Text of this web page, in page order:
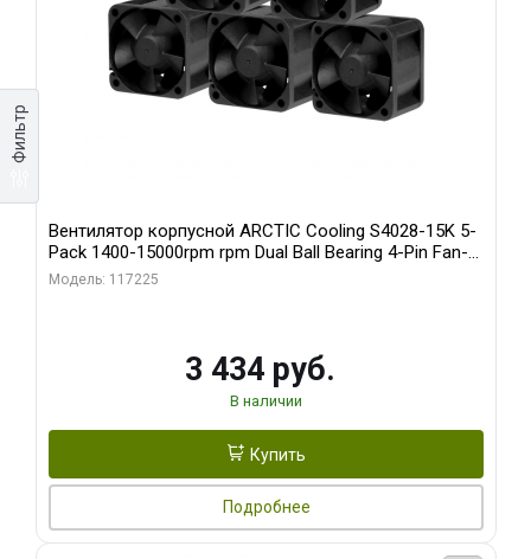
Фильтр
Вентилятор корпусной ARCTIC Cooling S4028-15K 5-
Pack 1400-15000rpm rpm Dual Ball Bearing 4-Pin Fan-
Connector (ACFAN00274A)
Модель: 117225
3 434 руб.
В наличии
Купить
Подробнее